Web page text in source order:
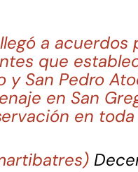
a acuerdos
que
y San Pedro
en San
en